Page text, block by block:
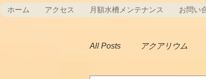
ホーム アクセス 月額水槽メンテナンス お問い
All Posts アクアリウム